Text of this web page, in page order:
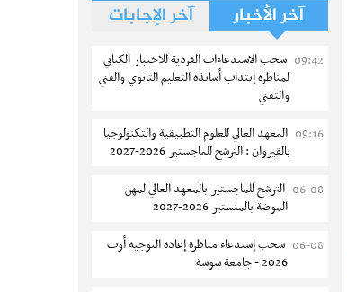
آخر الأخبار آخر الإجابات
09:42 سحب الاستدعاءات الفردية للاختبار الكتابي
لمناظرة إنتداب أساتذة التعليم الثانوي والفني
والتقني
09:16 المعهد العالي للعلوم التطبيقية والتكنولوجيا
بالقيروان : الترشح للماجستير 2026-2027
06-08 الترشح للماجستير بالمعهد العالي لمهن
الموضة بالمنستير 2026-2027
06-08 سحب إستدعاء مناظرة إعادة التوجيه أوت
2026 - جامعة سوسة